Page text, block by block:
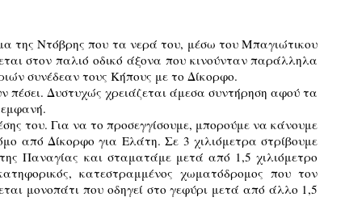
της Ντόβρης που τα νερά του, μέσω του Μπαγιώτικου
στον παλιό οδικό άξονα που κινούνταν παράλληλα
συνέδεαν τους Κήπους με το Δίκορφο.
Δυστυχώς χρειάζεται άμεσα συντήρηση αφού τα
του. Για να το προσεγγίσουμε, μπορούμε να κάνουμε
από Δίκορφο για Ελάτη. Σε 3 χιλιόμετρα στρίβουμε
Παναγίας και σταματάμε μετά από 1,5 χιλιόμετρο
κατεστραμμένος χωματόδρομος που τον
μονοπάτι που οδηγεί στο γεφύρι μετά από άλλο 1,5